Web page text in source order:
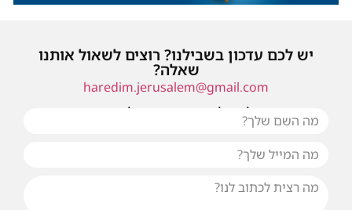
יש לכם עדכון בשבילנו? רוצים לשאול אותנו
שאלה?
haredim.jerusalem@gmail.com
או שילחו אלינו פנייה ונחזור אליכם בהקדם